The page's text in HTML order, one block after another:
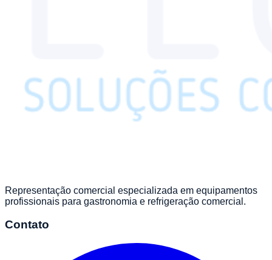
Representação comercial especializada em equipamentos
profissionais para gastronomia e refrigeração comercial.
Contato